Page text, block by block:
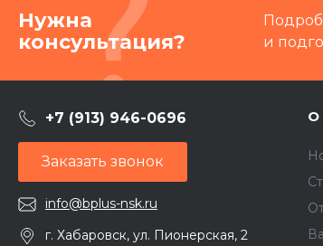
Нужна
консультация?
и
+7 (913) 946-0696
Заказать звонок
info@bplus-nsk.ru
г. Хабаровск, ул. Пионерская, 2
О